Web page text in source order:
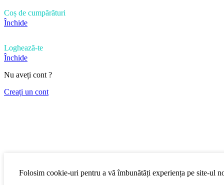
Coș de cumpărături
Închide
Loghează-te
Închide
Nu aveți cont ?
Creați un cont
Folosim cookie-uri pentru a vă îmbunătăți experiența pe site-ul